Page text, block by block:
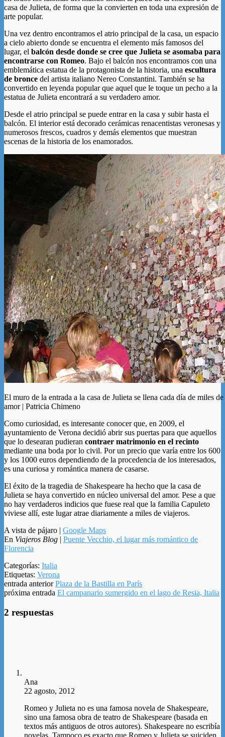
casa de Julieta, de forma que la convierten en toda una expresión de
arte popular.
Una vez dentro encontramos el atrio principal de la casa, un espacio
a cielo abierto donde se encuentra el elemento más famosos del
lugar, el balcón desde donde se cree que Julieta se asomaba para
encontrarse con Romeo. Bajo el balcón nos encontramos con una
emblemática estatua de la protagonista de la historia, una escultura
de bronce del artista italiano Nereo Constantini. También se ha
convertido en leyenda popular que aquel que le toque un pecho a la
estatua de Julieta encontrará a su verdadero amor.
Desde el atrio principal se puede entrar en la casa y subir hasta el
balcón. El interior está decorado cerámicas renacentistas veronesas y
numerosos frescos, cuadros y demás elementos que muestran
escenas de la historia de los enamorados.
El muro de la entrada a la casa de Julieta se llena cada día de miles
amor | Patricia Chimeno
Como curiosidad, es interesante conocer que, en 2009, el
ayuntamiento de Verona decidió abrir sus puertas para que aquellos
que lo desearan pudieran contraer matrimonio en el recinto
mediante una boda por lo civil. Por un precio que varía entre los 600
y los 1000 euros dependiendo de la procedencia de los interesados,
es una curiosa y romántica manera de casarse.
El éxito de la tragedia de Shakespeare ha hecho que la casa de
Julieta se haya convertido en núcleo universal del amor. Pese a que
no hay verdaderos indicios que fuese real que la familia Capuleto
viviese allí, este lugar atrae diariamente a miles de viajeros.
A vista de pájaro | Google Maps
En Viajeros Blog | Puente Vecchio, el lugar más romántico de
Florencia
Categorías: Italia
Etiquetas: Verona
entrada anteriorPlaza de la Bastilla en París
próxima entrada El campanario sumergido en el lago de Resia, Italia
2 respuestas
Ana
22 agosto, 2012
Romeo y Julieta no es una famosa novela de Shakespeare,
sino una famosa obra de teatro de Shakespeare (basada en
textos más antiguos de otros autores). Shakespeare no escribía